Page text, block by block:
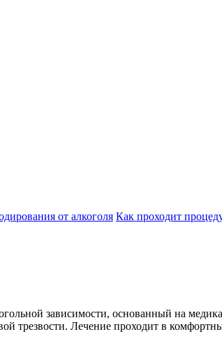
от алкоголя Как проходит
зависимости, основанный на
трезвости. Лечение проходит в